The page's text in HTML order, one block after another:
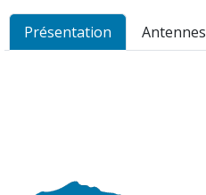
Présentation Antennes